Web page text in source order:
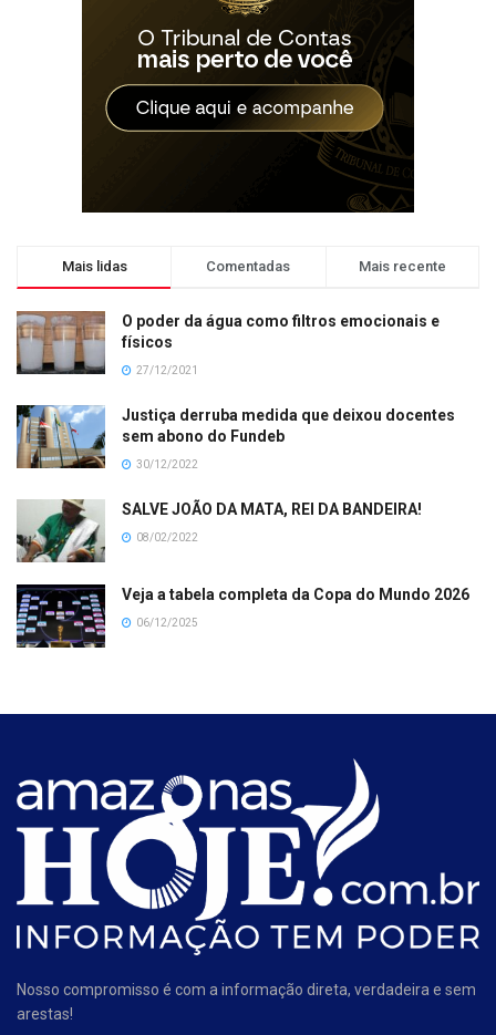
Mais lidas Comentadas Mais recente
O poder da água como filtros emocionais e
físicos
27/12/2021
Justiça derruba medida que deixou docentes
sem abono do Fundeb
30/12/2022
SALVE JOÃO DA MATA, REI DA BANDEIRA!
08/02/2022
Veja a tabela completa da Copa do Mundo 2026
06/12/2025
Nosso compromisso é com a informação direta, verdadeira e sem
arestas!